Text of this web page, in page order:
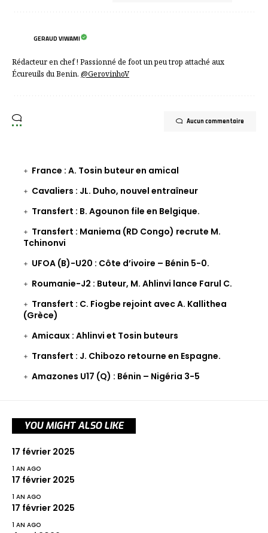
GERAUD VIWAMI
Rédacteur en chef ! Passionné de foot un peu trop attaché aux
Écureuils du Benin. @GerovinhoV
Aucun commentaire
France : A. Tosin buteur en amical
Cavaliers : JL. Duho, nouvel entraîneur
Transfert : B. Agounon file en Belgique.
Transfert : Maniema (RD Congo) recrute M.
Tchinonvi
UFOA (B)-U20 : Côte d’ivoire – Bénin 5-0.
Roumanie-J2 : Buteur, M. Ahlinvi lance Farul C.
Transfert : C. Fiogbe rejoint avec A. Kallithea
(Grèce)
Amicaux : Ahlinvi et Tosin buteurs
Transfert : J. Chibozo retourne en Espagne.
Amazones U17 (Q) : Bénin – Nigéria 3-5
YOU MIGHT ALSO LIKE
17 février 2025
1 AN AGO
17 février 2025
1 AN AGO
17 février 2025
1 AN AGO